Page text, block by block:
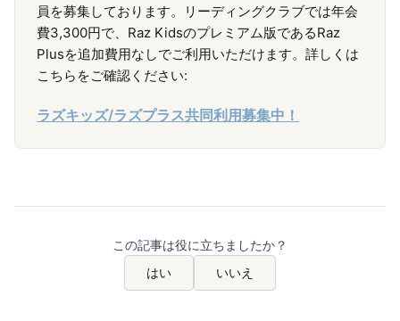
員を募集しております。リーディングクラブでは年会
費3,300円で、Raz Kidsのプレミアム版であるRaz
Plusを追加費用なしでご利用いただけます。詳しくは
こちらをご確認ください:
ラズキッズ/ラズプラス共同利用募集中！
この記事は役に立ちましたか？
はい
いいえ